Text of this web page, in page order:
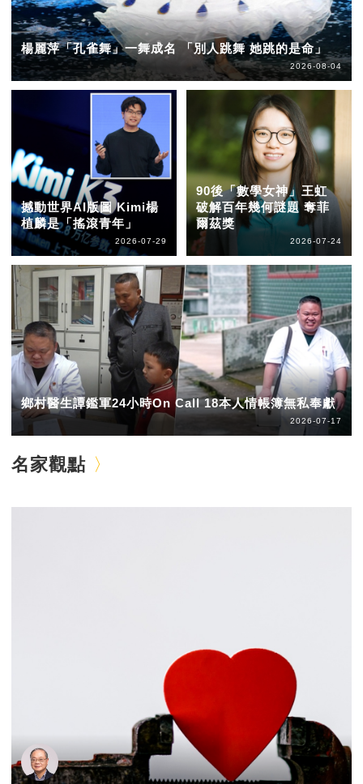
楊麗萍「孔雀舞」一舞成名 「別人跳舞 她跳的是命」
2026-08-04
撼動世界AI版圖 Kimi楊
植麟是「搖滾青年」
2026-07-29
90後「數學女神」王虹
破解百年幾何謎題 奪菲
爾茲獎
2026-07-24
鄉村醫生譚鑑軍24小時On Call 18本人情帳簿無私奉獻
2026-07-17
名家觀點